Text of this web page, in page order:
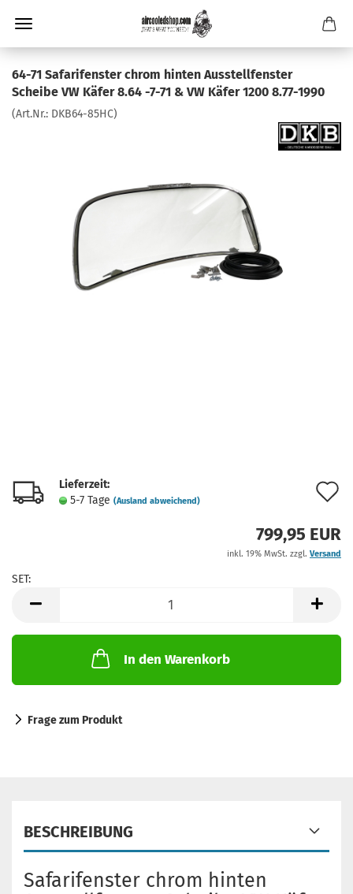
64-71 Safarifenster chrom hinten Ausstellfenster
Scheibe VW Käfer 8.64 -7-71 & VW Käfer 1200 8.77-1990
(Art.Nr.: DKB64-85HC)
Lieferzeit:
5-7 Tage (Ausland abweichend)
799,95 EUR
inkl. 19% MwSt. zzgl. Versand
SET:
In den Warenkorb
Frage zum Produkt
BESCHREIBUNG
Safarifenster chrom hinten